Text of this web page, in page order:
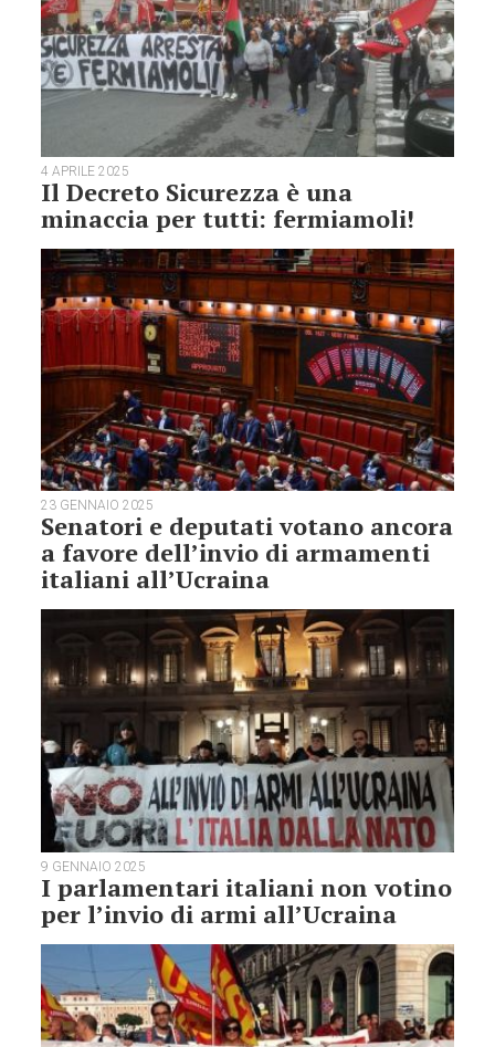
4 APRILE 2025
Il Decreto Sicurezza è una
minaccia per tutti: fermiamoli!
23 GENNAIO 2025
Senatori e deputati votano ancora
a favore dell’invio di armamenti
italiani all’Ucraina
9 GENNAIO 2025
I parlamentari italiani non votino
per l’invio di armi all’Ucraina